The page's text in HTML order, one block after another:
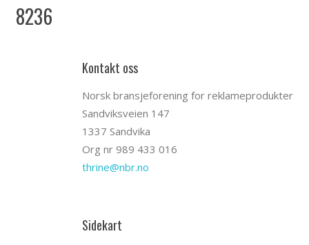
8236
Kontakt oss
Norsk bransjeforening for reklameprodukter
Sandviksveien 147
1337 Sandvika
Org nr 989 433 016
thrine@nbr.no
Sidekart